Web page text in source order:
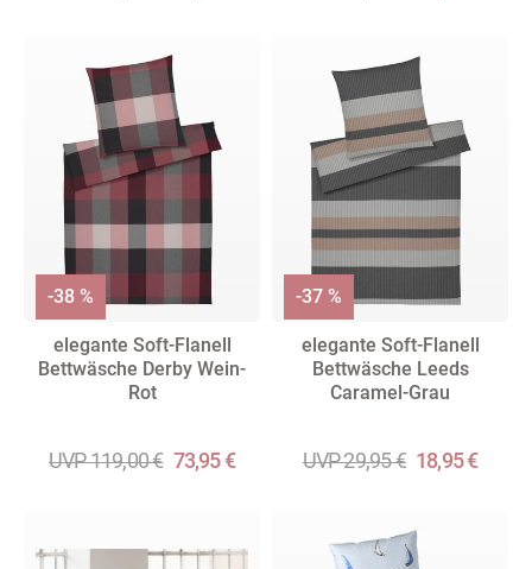
elegante Soft-Flanell
Bettwäsche Derby Wein-
Rot
UVP 119,00 € 73,95 €
-38 %
elegante Soft-Flanell
Bettwäsche Leeds
Caramel-Grau
UVP 29,95 € 18,95 €
-37 %